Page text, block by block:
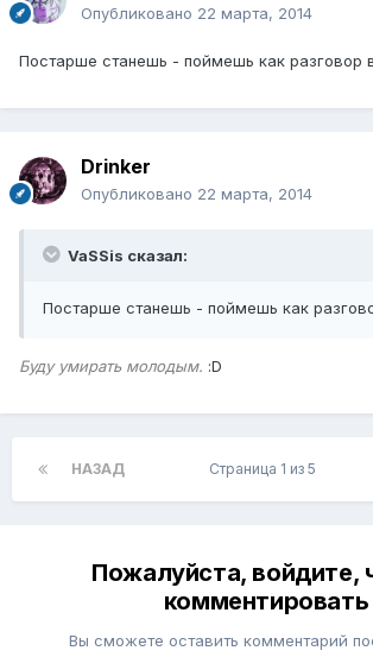
Опубликовано 22 марта, 2014
Постарше станешь - поймешь как разговор
Drinker
Опубликовано 22 марта, 2014
VaSSis сказал:
Постарше станешь - поймешь как
Буду умирать молодым. :D
НАЗАД Страница 1 из 5
Пожалуйста, войдите,
комментировать
Вы сможете оставить комментарий